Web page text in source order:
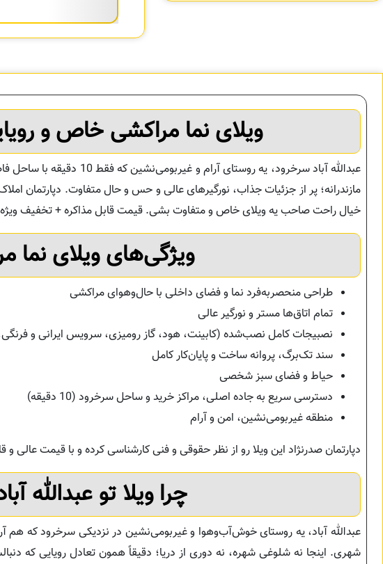
ویلای نما مراکشی خاص و
عبدالله آباد سرخرود، یه
مازندرانه؛ پر از جزئیات جذاب، نورگیرهای عالی و حس و حال متفاوت. دپارتمان
خیال راحت صاحب یه ویلای خاص و متفاوت بشی. قیمت قابل مذاکره + تخفیف ویژه
ویژگی‌های ویلای نما
طراحی منحصربه‌فرد نما و فضای داخلی با حال‌وهوای مراکشی
تمام اتاق‌ها مستر و نورگیر عالی
نصبیجات کامل نصب‌شده (کابینت، هود، گاز رومیزی، سرویس ایرانی و
سند تک‌برگ، پروانه ساخت و پایان‌کار کامل
حیاط و فضای سبز شخصی
دسترسی سریع به جاده اصلی، مراکز خرید و ساحل سرخرود (10 دقیقه)
منطقه غیربومی‌نشین، امن و آرام
دپارتمان صدرنژاد این ویلا رو از نظر حقوقی و فنی کارشناسی کرده و با قیمت عالی و
چرا ویلا تو عبدالله
شهری. اینجا نه شلوغی شهره، نه دوری از دریا؛ دقیقاً همون تعادل رویایی که